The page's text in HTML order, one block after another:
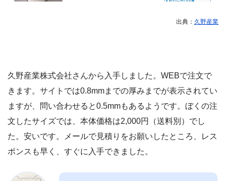
出典： 久野産業
久野産業株式会社さんから入手しました。WEBで注文で
きます。サイトでは0.8mmまでの厚みまでが表示されてい
ますが、問い合わせると0.5mmもあるようです。ぼくの注
文したサイズでは、本体価格は2,000円（送料別）でし
た。安いです。メールで見積りをお願いしたところ、レス
ポンスも早く、すぐに入手できました。